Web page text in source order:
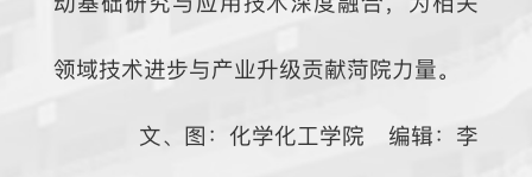
领域技术进步与产业升级贡献菏院力量。
文、图：化学化工学院 编辑：李